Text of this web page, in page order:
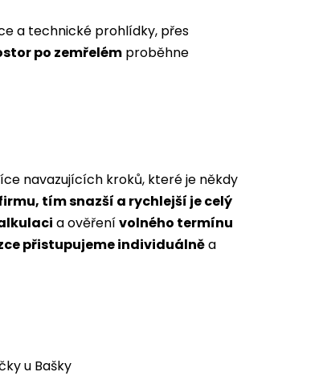
a technické prohlídky, přes
po zemřelém proběhne
navazujících kroků, které je někdy
tím snazší a rychlejší je celý
a ověřenívolného termínu
přistupujeme individuálněa
u Bašky